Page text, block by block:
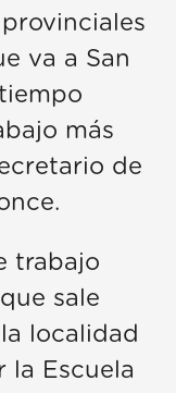
va a San
más
de
trabajo
sale
localidad
la Escuela